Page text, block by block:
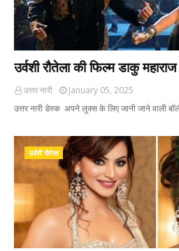
उर्वशी रौतेला की फिल्म डाकु
उत्तर नारी
January 05, 2025
उत्तर नारी डेस्क अपने लुक्स के लिए जानी जाने वाली
उर्वशी रौतेला